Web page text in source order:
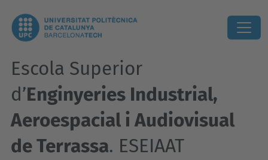
Escola Superior
d’Enginyeries Industrial,
Aeroespacial i Audiovisual
de Terrassa. ESEIAAT